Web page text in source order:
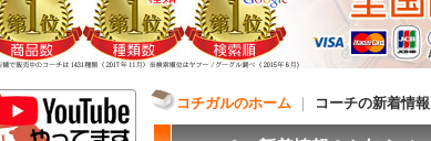
コチガルのホーム コーチの新着情